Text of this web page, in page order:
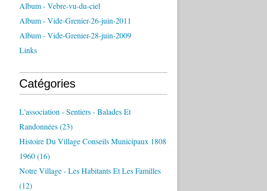
Album - Vebre-vu-du-ciel
Album - Vide-Grenier-26-juin-2011
Album - Vide-Grenier-28-juin-2009
Links
Catégories
L'association - Sentiers - Balades Et
Randonnées(23)
Histoire Du Village Conseils Municipaux 1808
1960(16)
Notre Village - Les Habitants Et Les Familles
(12)